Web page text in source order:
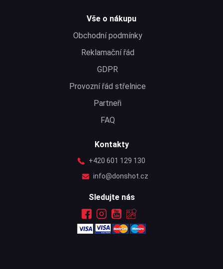
Vše o nákupu
Obchodní podmínky
Reklamační řád
GDPR
Provozní řád střelnice
Partneři
FAQ
Kontakty
+420 601 129 130
info@donshot.cz
Sledujte nás